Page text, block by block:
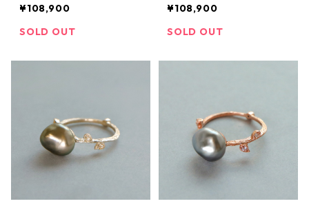
イヤ/グリーンガーネット
リング
¥108,900
SOLD OUT
イヤ/グリーンガーネット
リング
¥108,900
SOLD OUT